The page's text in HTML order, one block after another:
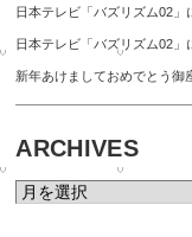
日本テレビ「バズリズム02」
日本テレビ「バズリズム02
新年あけましておめでとう御
ARCHIVES